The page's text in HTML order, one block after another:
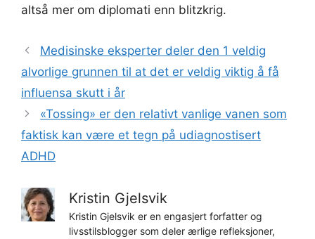
altså mer om diplomati enn blitzkrig.
Medisinske eksperter deler den 1 veldig
alvorlige grunnen til at det er veldig viktig å få
influensa skutt i år
«Tossing» er den relativt vanlige vanen som
faktisk kan være et tegn på udiagnostisert
ADHD
Kristin Gjelsvik
Kristin Gjelsvik er en engasjert forfatter og
livsstilsblogger som deler ærlige refleksjoner,